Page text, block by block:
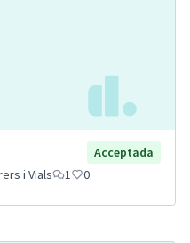
Acceptada
i Vials 1 0